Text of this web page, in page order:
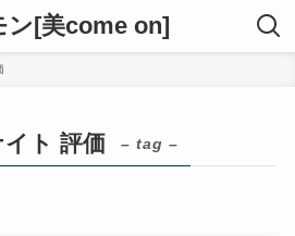
ン[美come on]
ト 評価 – tag –